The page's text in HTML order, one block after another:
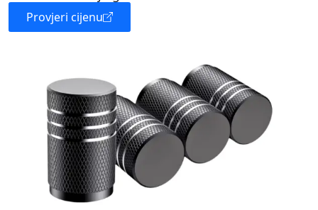
Provjeri cijenu